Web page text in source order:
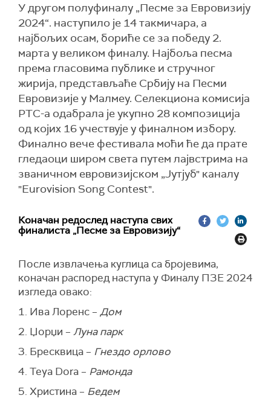
У другом полуфиналу „Песме за Евровизију
2024“. наступило је 14 такмичара, а
најбољих осам, бориће се за победу 2.
марта у великом финалу. Најбоља песма
према гласовима публике и стручног
жирија, представљаће Србију на Песми
Евровизије у Малмеу. Селекциона комисија
РТС-а одабрала је укупно 28 композиција
од којих 16 учествује у финалном избору.
Финално вече фестивала моћи ће да прате
гледаоци широм света путем лајвстрима на
званичном евровизијском „Јутјуб" каналу
"Eurovision Song Contest".
Коначан редослед наступа свих
финалиста „Песме за Евровизију“
После извлачења куглица са бројевима,
коначан распоред наступа у Финалу ПЗЕ 2024
изгледа овако:
1. Ива Лоренс – Дом
2. Џорџи – Луна парк
3. Бресквица – Гнездо орлово
4. Teya Dora – Рамонда
5. Христина – Бедем